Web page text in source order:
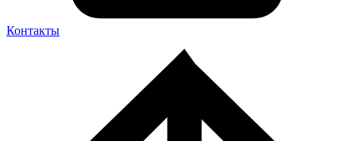
Контакты